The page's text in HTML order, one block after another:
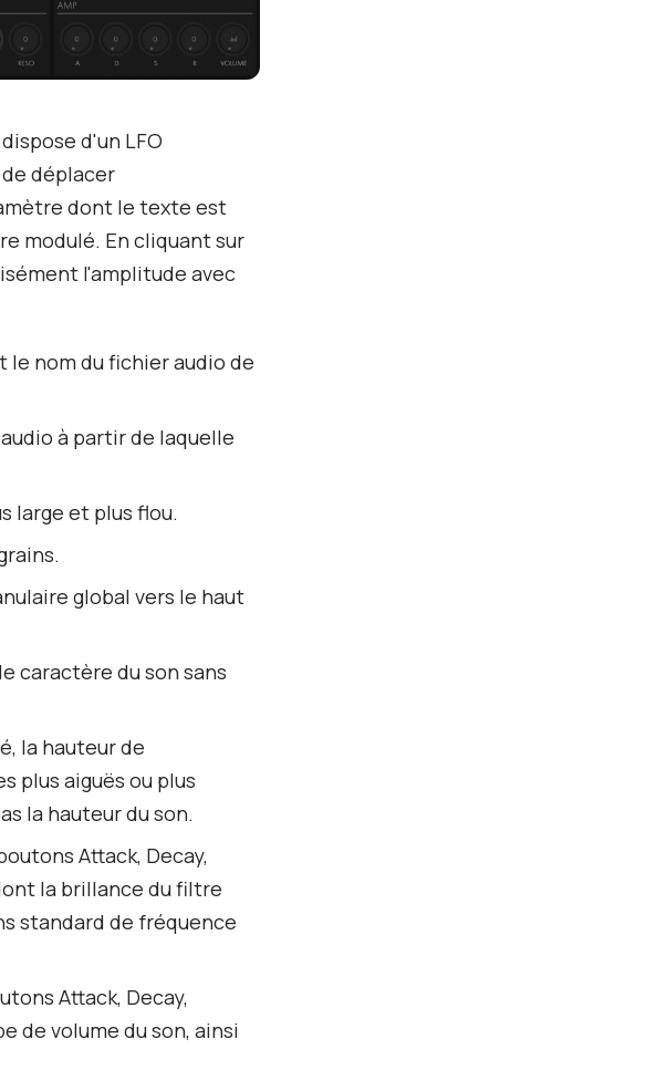
dispose d'un LFO
déplacer
dont le texte est
modulé. En cliquant sur
l'amplitude avec
le nom du fichier audio de
à partir de laquelle
large et plus flou.
global vers le haut
caractère du son sans
la hauteur de
plus aiguës ou plus
la hauteur du son.
Attack, Decay,
la brillance du filtre
standard de fréquence
Attack, Decay,
de volume du son, ainsi